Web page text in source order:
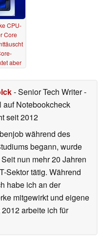
CPU-
Core
aber
- Senior Tech Writer-
auf Notebookcheck
seit 2012
während des
begann, wurde
nun mehr 20 Jahren
Sektor tätig. Während
habe ich an der
mitgewirkt und eigene
arbeite ich für